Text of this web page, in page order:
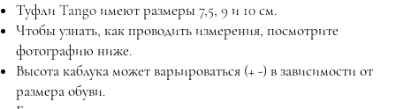
Туфли Tango имеют размеры 7,5, 9 и 10 см.
Чтобы узнать, как проводить измерения, посмотрите
фотографию ниже.
Высота каблука может варьироваться (+ -) в зависимости от
размера обуви.